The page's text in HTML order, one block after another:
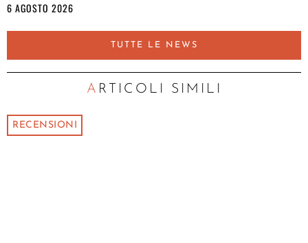
6 AGOSTO 2026
TUTTE LE NEWS
ARTICOLI SIMILI
RECENSIONI